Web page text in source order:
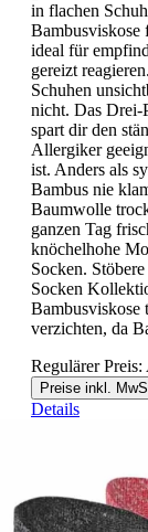
in flachen
Bambusviskose
ideal für
gereizt
Schuhen
nicht. Das Drei-
spart dir den
Allergiker
ist. Anders als
Bambus nie
Baumwolle
ganzen Tag
knöchelhohe
Socken.
Socken
Bambusviskose
verzichten, da
Regulärer Preis:
Preise inkl.
Details